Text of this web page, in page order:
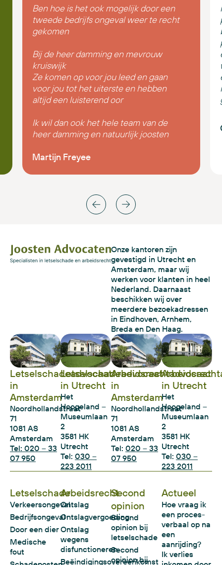
Ben hoe is het ook mogelijk door een
tweede bedrijfs ongeval weer te recht
gekomen
Bij de heer damming en mevrouw
kruiswijk
Ze komen op voor jou leed en gaan
voor jou tot het uiterste en hebben
altijd een luisterend oor
Ik wil dan ook het hele team van de
heer damming en natuurlijk joosten
voor alles
Martijn Freyee
Onze kantoren zijn
gevestigd in Utrecht en
Amsterdam, maar wij
werken voor klanten in heel
Nederland. Daarnaast
beschikken wij over
meerdere bezoekadressen
in Eindhoven, Arnhem,
Breda en Den Haag.
Letselschadeadvocaat
in
Amsterdam
Noordhollandstraat
71
1081 AS
Amsterdam
Tel: 020 – 33
07 950
Letselschadeadvocaat
in Utrecht
Het
Hoogeland –
Museumlaan
2
3581 HK
Utrecht
Tel: 030 –
223 2011
Arbeidsrechtadvocaat
in
Amsterdam
Noordhollandstraat
71
1081 AS
Amsterdam
Tel: 020 – 33
07 950
in Utrecht
Het
Hoogeland –
Museumlaan
2
3581 HK
Utrecht
Tel: 030 –
223 2011
Letselschade
Verkeersongeval
Bedrijfsongeval
Door een dier
Medische
fout
Arbeidsrecht
Ontslag
Ontslagvergoeding
Ontslag
wegens
disfunctioneren
Beëindigingsovereenkomst
Second
opinion
Second
opinion bij
letselschade
Second
opinion bij
Actueel
Hoe vraag ik
een proces-
verbaal op na
een
aanrijding?
Ik verlies